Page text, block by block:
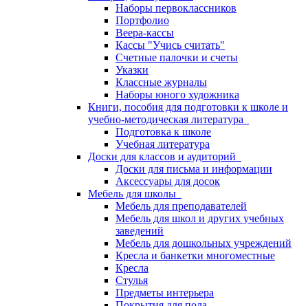
Наборы первоклассников
Портфолио
Веера-кассы
Кассы "Учись считать"
Счетные палочки и счеты
Указки
Классные журналы
Наборы юного художника
Книги, пособия для подготовки к школе и
учебно-методическая литература
Подготовка к школе
Учебная литература
Доски для классов и аудиторий
Доски для письма и информации
Аксессуары для досок
Мебель для школы
Мебель для преподавателей
Мебель для школ и других учебных
заведений
Мебель для дошкольных учреждений
Кресла и банкетки многоместные
Кресла
Стулья
Предметы интерьера